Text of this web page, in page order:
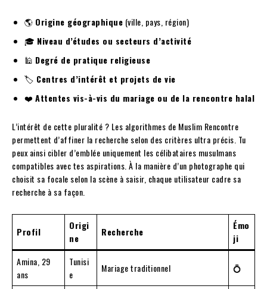
🌎 Origine géographique (ville, pays, région)
🎓 Niveau d’études ou secteurs d’activité
🕌 Degré de pratique religieuse
🏷️ Centres d’intérêt et projets de vie
❤️ Attentes vis-à-vis du mariage ou de la rencontre halal
L’intérêt de cette pluralité ? Les algorithmes de Muslim Rencontre
permettent d’affiner la recherche selon des critères ultra précis. Tu
peux ainsi cibler d’emblée uniquement les célibataires musulmans
compatibles avec tes aspirations. À la manière d’un photographe qui
choisit sa focale selon la scène à saisir, chaque utilisateur cadre sa
recherche à sa façon.
Profil
Origi
ne
Recherche
Émo
ji
Amina, 29
ans
Tunisi
e
Mariage traditionnel 💍